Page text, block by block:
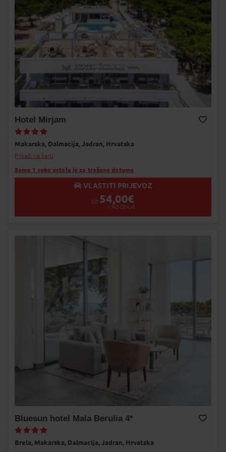
Hotel Mirjam
Makarska, Dalmacija, Jadran, Hrvatska
Prikaži na karti
Samo 1 soba ostala je za tražene datume
VLASTITI PRIJEVOZ
OD 54,00€
1 NOĆENJE
Bluesun hotel Mala Berulia 4*
Brela, Makarska, Dalmacija, Jadran, Hrvatska